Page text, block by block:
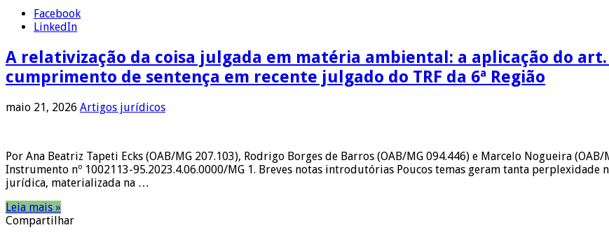
Facebook
LinkedIn
A relativização da coisa julgada em matéria ambiental: a aplicação do
cumprimento de sentença em recente julgado do TRF da 6ª Região
maio 21, 2026 Artigos jurídicos
Por Ana Beatriz Tapeti Ecks (OAB/MG 207.103), Rodrigo Borges de Barros (OAB/MG 094.446) e Marcelo Nogueira
Instrumento nº 1002113-95.2023.4.06.0000/MG 1. Breves notas introdutórias Poucos temas geram tanta
jurídica, materializada na …
Leia mais »
Compartilhar